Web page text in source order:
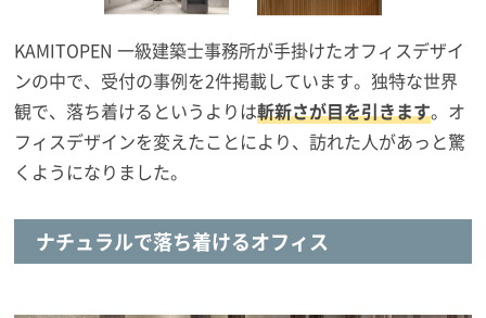
KAMITOPEN 一級建築士事務所が手掛けたオフィスデザイ
ンの中で、受付の事例を2件掲載しています。独特な世界
観で、落ち着けるというよりは斬新さが目を引きます。オ
フィスデザインを変えたことにより、訪れた人があっと驚
くようになりました。
ナチュラルで落ち着けるオフィス